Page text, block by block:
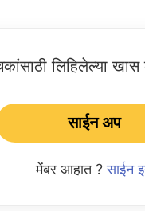
लिहिलेल्या खास
साईन अप
मेंबर आहात ?साईन